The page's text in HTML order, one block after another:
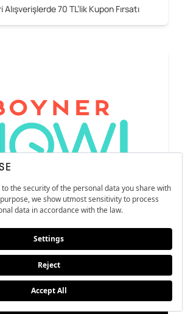
70 TL’lik Kupon Fırsatı
%20 indirim